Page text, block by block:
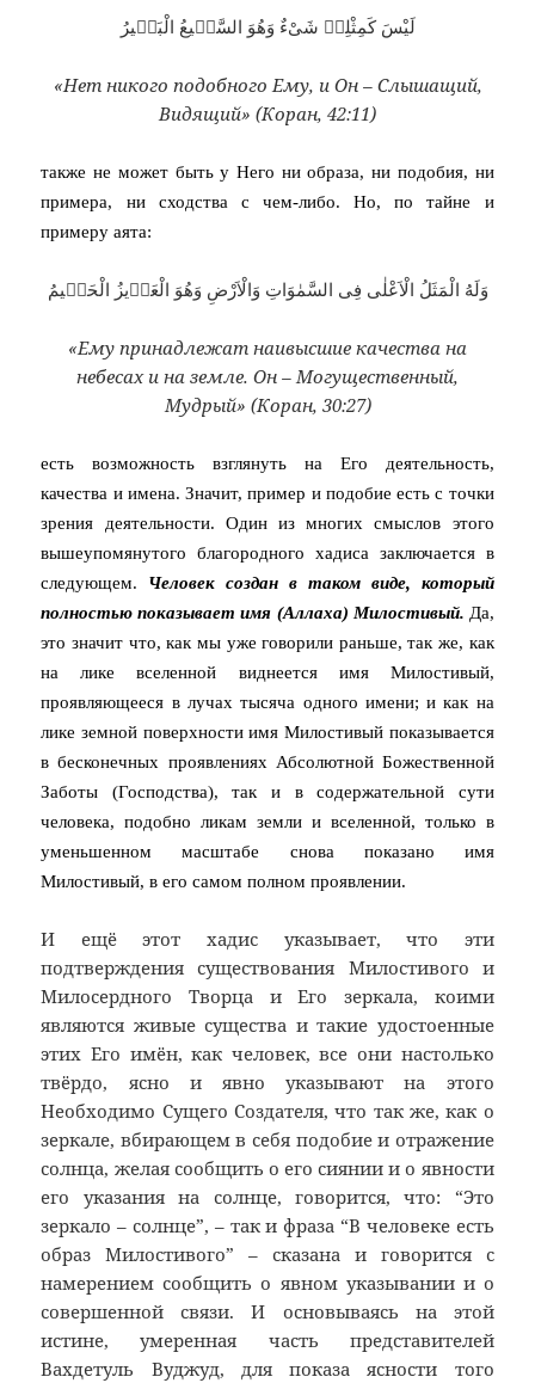
لَيْسَ كَمِثْلِهٖ شَىْءٌ وَهُوَ السَّمٖيعُ الْبَصٖيرُ
«Нет никого подобного Ему, и Он – Слышащий,
Видящий» (Коран, 42:11)
также не может быть у Него ни образа, ни подобия, ни
примера, ни сходства с чем-либо. Но, по тайне и
примеру аята:
وَلَهُ الْمَثَلُ الْاَعْلٰى فِى السَّمٰوَاتِ وَالْاَرْضِ وَهُوَ الْعَزٖيزُ الْحَكٖيمُ
«Ему принадлежат наивысшие качества на
небесах и на земле. Он – Могущественный,
Мудрый» (Коран, 30:27)
есть возможность взглянуть на Его деятельность,
качества и имена. Значит, пример и подобие есть с точки
зрения деятельности. Один из многих смыслов этого
вышеупомянутого благородного хадиса заключается в
следующем. Человек создан в таком виде, который
полностью показывает имя (Аллаха) Милостивый. Да,
это значит что, как мы уже говорили раньше, так же, как
на лике вселенной виднеется имя Милостивый,
проявляющееся в лучах тысяча одного имени; и как на
лике земной поверхности имя Милостивый показывается
в бесконечных проявлениях Абсолютной Божественной
Заботы (Господства), так и в содержательной сути
человека, подобно ликам земли и вселенной, только в
уменьшенном масштабе снова показано имя
Милостивый, в его самом полном проявлении.
И ещё этот хадис указывает, что эти
подтверждения существования Милостивого и
Милосердного Творца и Его зеркала, коими
являются живые существа и такие удостоенные
этих Его имён, как человек, все они настолько
твёрдо, ясно и явно указывают на этого
Необходимо Сущего Создателя, что так же, как о
зеркале, вбирающем в себя подобие и отражение
солнца, желая сообщить о его сиянии и о явности
его указания на солнце, говорится, что: “Это
зеркало – солнце”, – так и фраза “В человеке есть
образ Милостивого” – сказана и говорится с
намерением сообщить о явном указывании и о
совершенной связи. И основываясь на этой
истине, умеренная часть представителей
Вахдетуль Вуджуд, для показа ясности того